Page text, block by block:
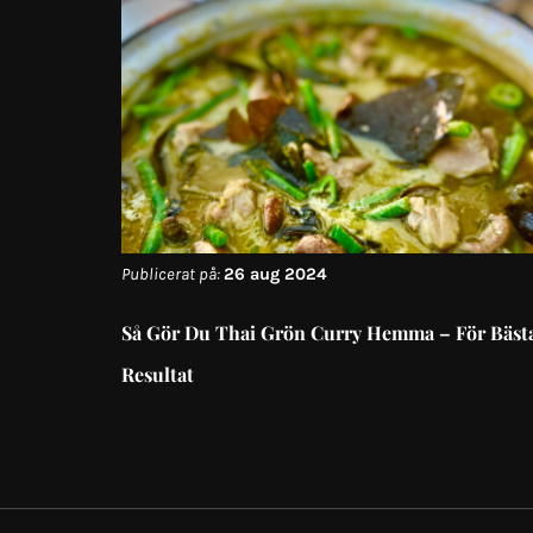
Publicerat på:26 aug 2024
Så Gör Du Thai Grön Curry Hemma – För
Resultat